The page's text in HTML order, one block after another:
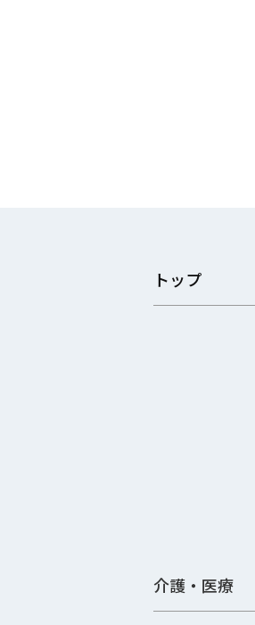
トップ
介護・医療